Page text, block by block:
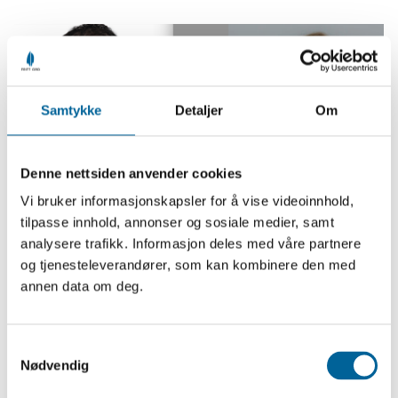
Samtykke Detaljer Om
Denne nettsiden anvender cookies
Vi bruker informasjonskapsler for å vise videoinnhold,
tilpasse innhold, annonser og sosiale medier, samt
analysere trafikk. Informasjon deles med våre partnere
og tjenesteleverandører, som kan kombinere den med
annen data om deg.
Nødvendig
Øyvind Brenne og Janne Biedilæ Bjørgan